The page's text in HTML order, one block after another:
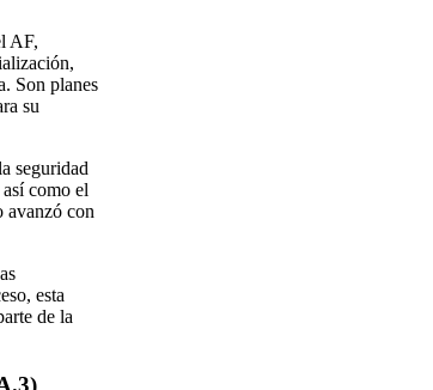
AF,
Son planes
su
seguridad
como el
avanzó con
esta
de la